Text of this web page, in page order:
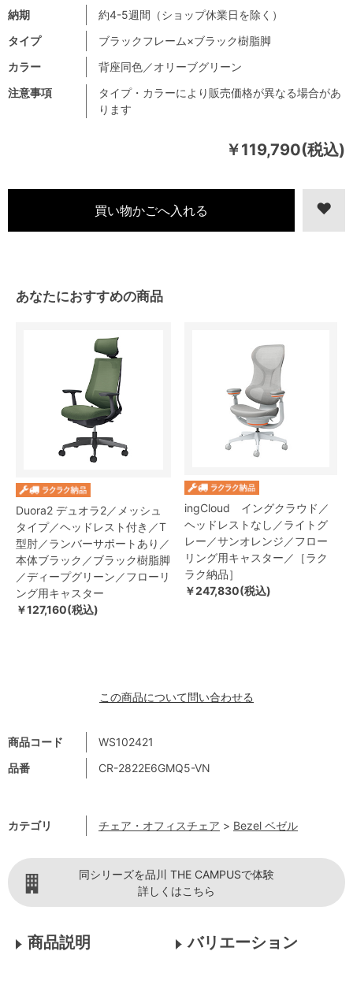
￥119,790(税込)
商品コード
WS102421
品番
CR-2822E6GMQ5-VN
カテゴリ チェア・オフィスチェア > Bezel ベゼル
注意事項
タイプ・カラーにより販売価格が異なる場合があ
ります
納期
約4-5週間（ショップ休業日を除く）
タイプ
ブラックフレーム×ブラック樹脂脚
カラー
背座同色／オリーブグリーン
あなたにおすすめの商品
Duora2 デュオラ2／メッシュ
タイプ／ヘッドレスト付き／T
型肘／ランバーサポートあり／
本体ブラック／ブラック樹脂脚
／ディープグリーン／フローリ
ング用キャスター
￥127,160(税込)
ingCloud イングクラウド／
ヘッドレストなし／ライトグ
レー／サンオレンジ／フロー
リング用キャスター／［ラク
ラク納品］
￥247,830(税込)
この商品について問い合わせる
同シリーズを品川 THE CAMPUSで体験
詳しくはこちら
商品説明 バリエーション